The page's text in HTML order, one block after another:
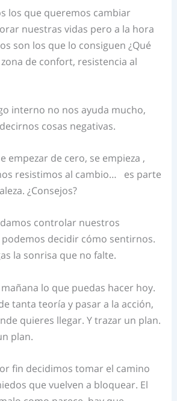
los que queremos cambiar
nuestras vidas pero a la hora
son los que lo consiguen ¿Qué
zona de confort, resistencia al
interno no nos ayuda mucho,
cosas negativas.
empezar de cero, se empieza ,
resistimos al cambio… es parte
¿Consejos?
controlar nuestros
decidir cómo sentirnos.
la sonrisa que no falte.
lo que puedas hacer hoy.
tanta teoría y pasar a la acción,
quieres llegar. Y trazar un plan.
plan.
fin decidimos tomar el camino
que vuelven a bloquear. El